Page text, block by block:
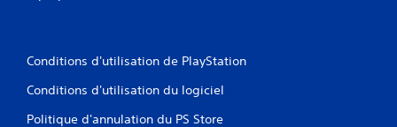
Conditions d'utilisation de PlayStation
Conditions d'utilisation du logiciel
Politique d'annulation du PS Store